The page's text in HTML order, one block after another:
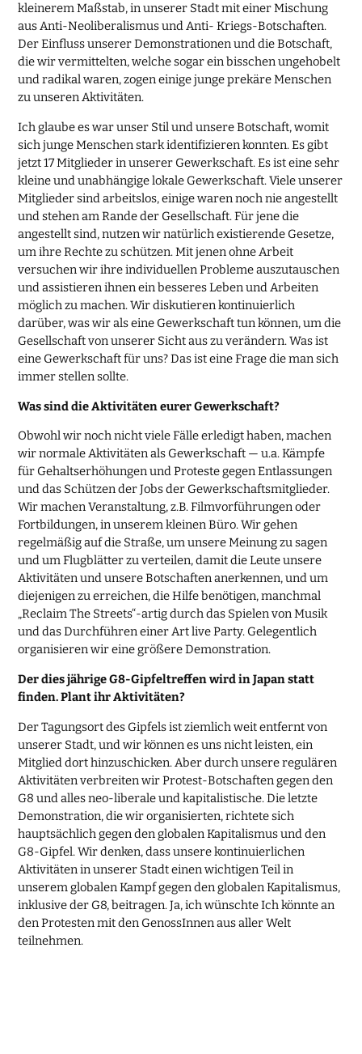
kleinerem Maßstab, in unserer Stadt mit einer Mischung
aus Anti-Neoliberalismus und Anti- Kriegs-Botschaften.
Der Einfluss unserer Demonstrationen und die Botschaft,
die wir vermittelten, welche sogar ein bisschen ungehobelt
und radikal waren, zogen einige junge prekäre Menschen
zu unseren Aktivitäten.
Ich glaube es war unser Stil und unsere Botschaft, womit
sich junge Menschen stark identifizieren konnten. Es gibt
jetzt 17 Mitglieder in unserer Gewerkschaft. Es ist eine sehr
kleine und unabhängige lokale Gewerkschaft. Viele unserer
Mitglieder sind arbeitslos, einige waren noch nie angestellt
und stehen am Rande der Gesellschaft. Für jene die
angestellt sind, nutzen wir natürlich existierende Gesetze,
um ihre Rechte zu schützen. Mit jenen ohne Arbeit
versuchen wir ihre individuellen Probleme auszutauschen
und assistieren ihnen ein besseres Leben und Arbeiten
möglich zu machen. Wir diskutieren kontinuierlich
darüber, was wir als eine Gewerkschaft tun können, um die
Gesellschaft von unserer Sicht aus zu verändern. Was ist
eine Gewerkschaft für uns? Das ist eine Frage die man sich
immer stellen sollte.
Was sind die Aktivitäten eurer Gewerkschaft?
Obwohl wir noch nicht viele Fälle erledigt haben, machen
wir normale Aktivitäten als Gewerkschaft — u.a. Kämpfe
für Gehaltserhöhungen und Proteste gegen Entlassungen
und das Schützen der Jobs der Gewerkschaftsmitglieder.
Wir machen Veranstaltung, z.B. Filmvorführungen oder
Fortbildungen, in unserem kleinen Büro. Wir gehen
regelmäßig auf die Straße, um unsere Meinung zu sagen
und um Flugblätter zu verteilen, damit die Leute unsere
Aktivitäten und unsere Botschaften anerkennen, und um
diejenigen zu erreichen, die Hilfe benötigen, manchmal
„Reclaim The Streets“-artig durch das Spielen von Musik
und das Durchführen einer Art live Party. Gelegentlich
organisieren wir eine größere Demonstration.
Der dies jährige G8-Gipfeltreffen wird in Japan statt
finden. Plant ihr Aktivitäten?
Der Tagungsort des Gipfels ist ziemlich weit entfernt von
unserer Stadt, und wir können es uns nicht leisten, ein
Mitglied dort hinzuschicken. Aber durch unsere regulären
Aktivitäten verbreiten wir Protest-Botschaften gegen den
G8 und alles neo-liberale und kapitalistische. Die letzte
Demonstration, die wir organisierten, richtete sich
hauptsächlich gegen den globalen Kapitalismus und den
G8-Gipfel. Wir denken, dass unsere kontinuierlichen
Aktivitäten in unserer Stadt einen wichtigen Teil in
unserem globalen Kampf gegen den globalen Kapitalismus,
inklusive der G8, beitragen. Ja, ich wünschte Ich könnte an
den Protesten mit den GenossInnen aus aller Welt
teilnehmen.